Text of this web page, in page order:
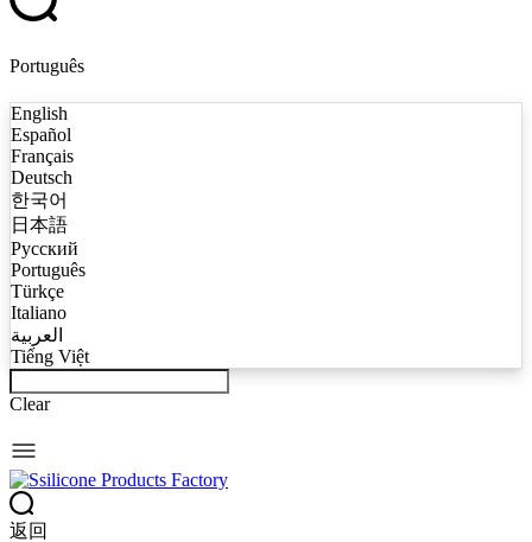
Português
English
Español
Français
Deutsch
한국어
日本語
Русский
Português
Türkçe
Italiano
العربية
Tiếng Việt
Clear
返回